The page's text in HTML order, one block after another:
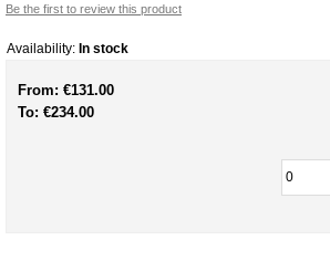
Be the first to review this product
Availability: In stock
From: €131.00
To: €234.00